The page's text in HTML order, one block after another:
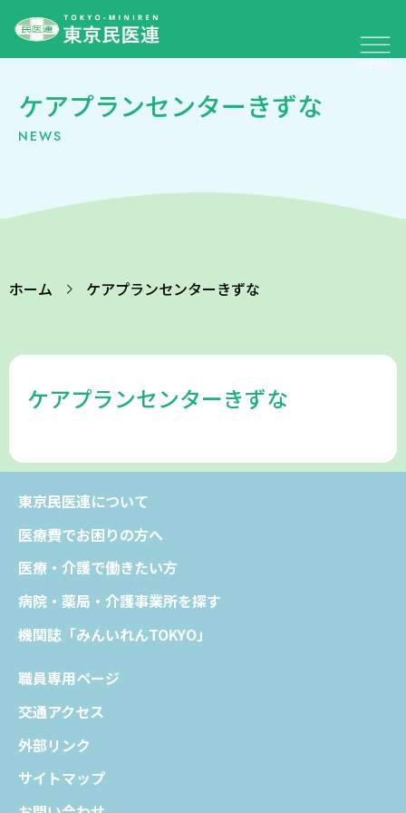
ケアプランセンターきずな
NEWS
ホーム ケアプランセンターきずな
ケアプランセンターきずな
東京民医連について
医療費でお困りの方へ
医療・介護で働きたい方
病院・薬局・介護事業所を探す
機関誌「みんいれんTOKYO」
職員専用ページ
交通アクセス
外部リンク
サイトマップ